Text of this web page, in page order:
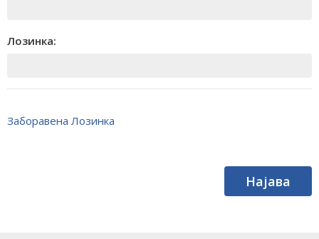
Лозинка:
Заборавена Лозинка
Најава